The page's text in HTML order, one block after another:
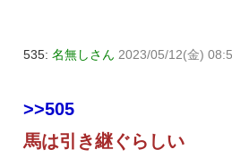
535: 名無しさん 2023/05/12(金)
>>505
馬は引き継ぐらしい